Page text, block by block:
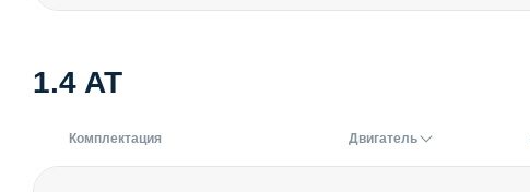
1.4 AT
Комплектация Двигатель